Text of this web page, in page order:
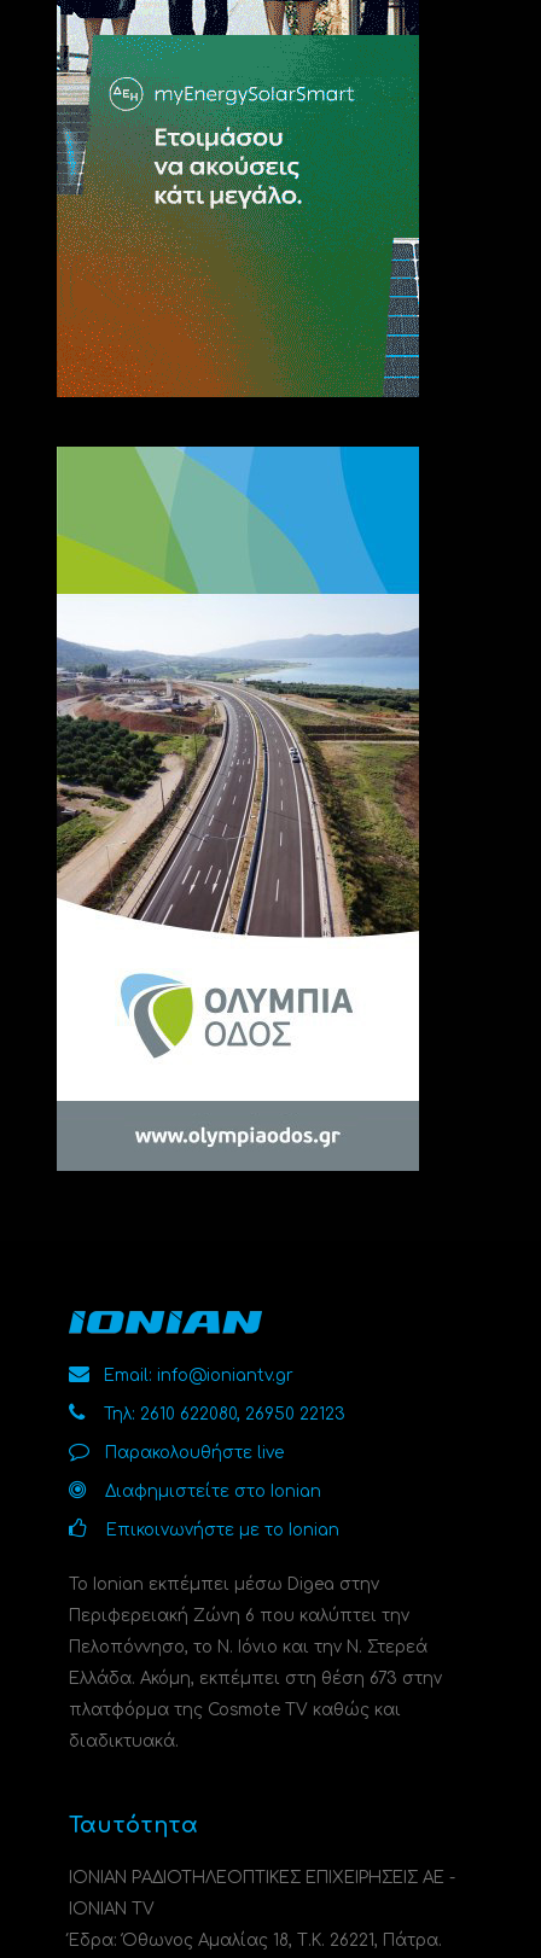
Email: info@ioniantv.gr
Τηλ: 2610 622080, 26950 22123
Παρακολουθήστε live
Διαφημιστείτε στο Ionian
Επικοινωνήστε με το Ionian
Το Ionian εκπέμπει μέσω Digea στην
Περιφερειακή Ζώνη 6 που καλύπτει την
Πελοπόννησο, το N. Ιόνιο και την Ν. Στερεά
Ελλάδα. Ακόμη, εκπέμπει στη θέση 673 στην
πλατφόρμα της Cosmote TV καθώς και
διαδικτυακά.
Ταυτότητα
ΙΟΝΙΑΝ ΡΑΔΙΟΤΗΛΕΟΠΤΙΚΕΣ ΕΠΙΧΕΙΡΗΣΕΙΣ ΑΕ -
IONIAN TV
Έδρα: Όθωνος Αμαλίας 18, Τ.Κ. 26221, Πάτρα.